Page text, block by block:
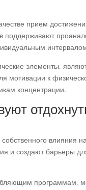
прием
поддерживают
элементы,
мотивации к
концентрации.
влияния
и создают барьеры
программам,